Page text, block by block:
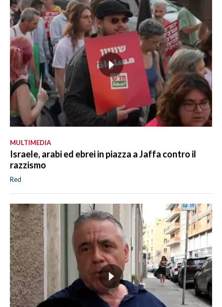
MULTIMEDIA
Israele, arabi ed ebrei in piazza a Jaffa contro il
razzismo
Red